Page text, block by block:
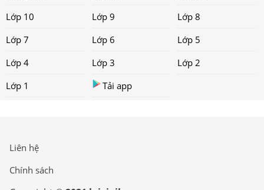
Lớp 10
Lớp 9
Lớp 8
Lớp 7
Lớp 6
Lớp 5
Lớp 4
Lớp 3
Lớp 2
Lớp 1
Tải app
Liên hệ
Chính sách